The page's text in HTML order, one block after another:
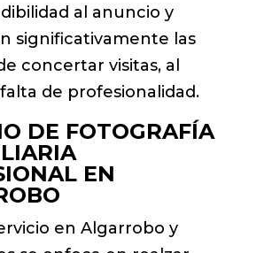
al anuncio y
significativamente las
concertar visitas, al
de profesionalidad.
DE FOTOGRAFÍA
EN
en Algarrobo y